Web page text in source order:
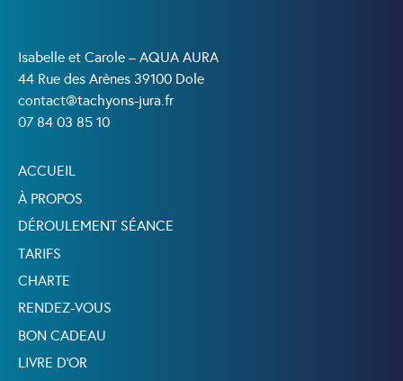
Isabelle et Carole – AQUA AURA
44 Rue des Arènes 39100 Dole
contact@tachyons-jura.fr
07 84 03 85 10
ACCUEIL
À PROPOS
DÉROULEMENT SÉANCE
TARIFS
CHARTE
RENDEZ-VOUS
BON CADEAU
LIVRE D’OR